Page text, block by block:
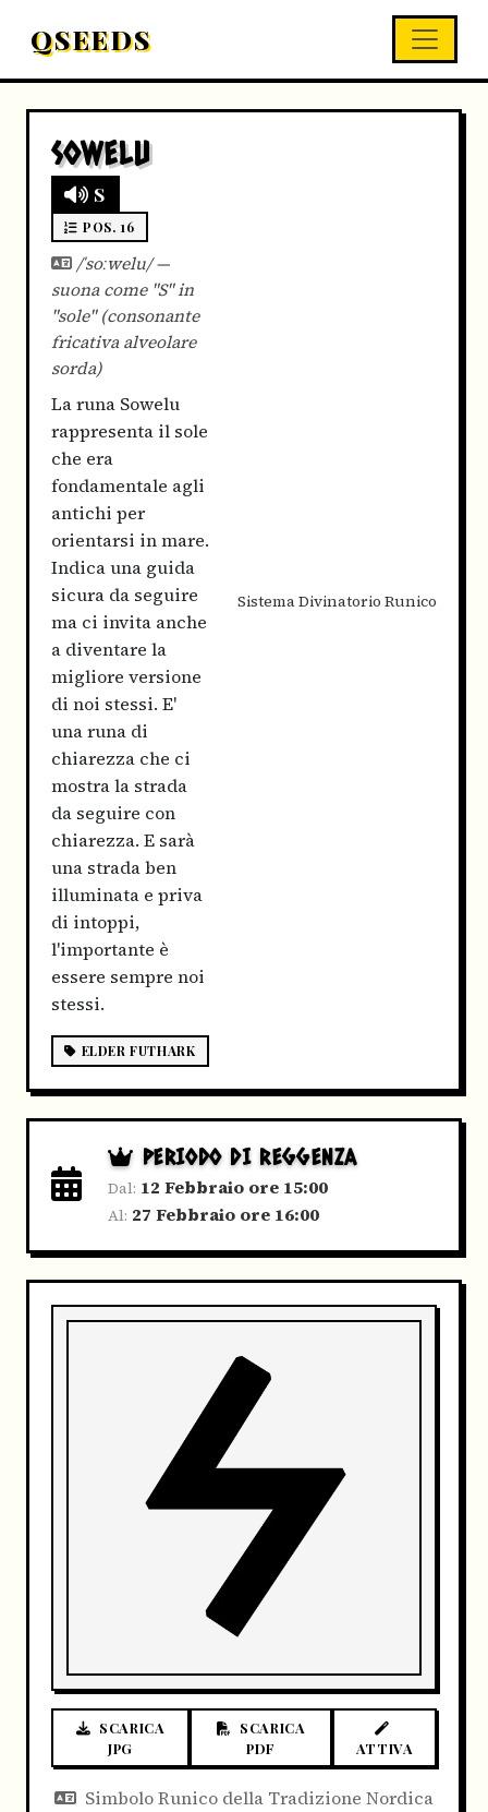
QSEEDS
SOWELU
S
POS. 16
/ˈsoːwelu/ —
suona come "S" in
"sole" (consonante
fricativa alveolare
sorda)
La runa Sowelu
rappresenta il sole
che era
fondamentale agli
antichi per
orientarsi in mare.
Indica una guida
sicura da seguire
ma ci invita anche
a diventare la
migliore versione
di noi stessi. E'
una runa di
chiarezza che ci
mostra la strada
da seguire con
chiarezza. E sarà
una strada ben
illuminata e priva
di intoppi,
l'importante è
essere sempre noi
stessi.
ELDER FUTHARK
Sistema Divinatorio Runico
PERIODO DI REGGENZA
Dal: 12 Febbraio ore 15:00
Al: 27 Febbraio ore 16:00
SCARICA
JPG
SCARICA
PDF
ATTIVA
Simbolo Runico della Tradizione Nordica